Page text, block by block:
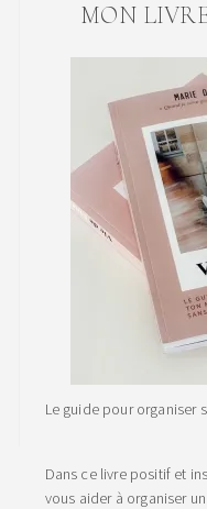
MON
Le guide pour organiser
Dans ce livre positif et
vous aider à organiser